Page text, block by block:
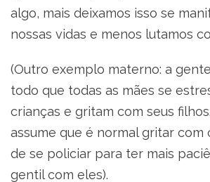
algo, mais deixamos isso se
nossas vidas e menos lutamos
(Outro exemplo materno: a
todo que todas as mães se
crianças e gritam com seus
assume que é normal gritar com
de se policiar para ter mais
gentil com eles).